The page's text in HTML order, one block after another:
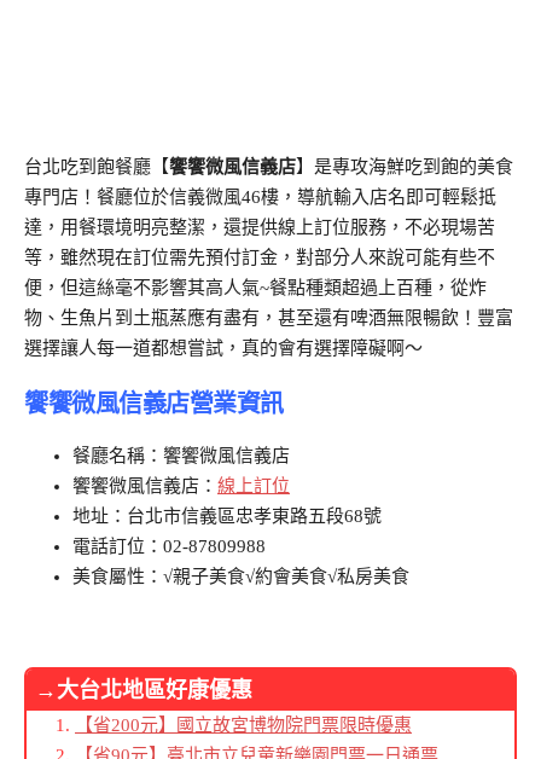
台北吃到飽餐廳【饗饗微風信義店】是專攻海鮮吃到飽的美食
專門店！餐廳位於信義微風46樓，導航輸入店名即可輕鬆抵
達，用餐環境明亮整潔，還提供線上訂位服務，不必現場苦
等，雖然現在訂位需先預付訂金，對部分人來說可能有些不
便，但這絲毫不影響其高人氣~餐點種類超過上百種，從炸
物、生魚片到土瓶蒸應有盡有，甚至還有啤酒無限暢飲！豐富
選擇讓人每一道都想嘗試，真的會有選擇障礙啊～
饗饗微風信義店營業資訊
餐廳名稱：饗饗微風信義店
饗饗微風信義店： 線上訂位
地址：台北市信義區忠孝東路五段68號
電話訂位：02-87809988
美食屬性：√親子美食√約會美食√私房美食
→大台北地區好康優惠
【省200元】國立故宮博物院門票限時優惠